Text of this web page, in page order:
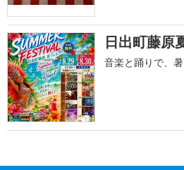
日出町藤原
音楽と踊りで、